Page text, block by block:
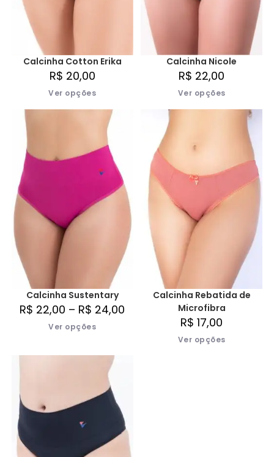
Calcinha Cotton Erika
R$ 20,00
Ver opções
Calcinha Nicole
R$ 22,00
Ver opções
Calcinha Sustentary
R$ 22,00 – R$ 24,00
Ver opções
Calcinha Rebatida de
Microfibra
R$ 17,00
Ver opções